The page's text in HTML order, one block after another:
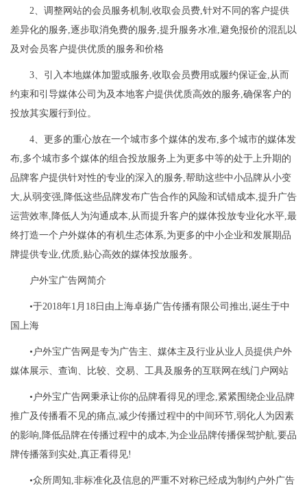
2、调整网站的会员服务机制,收取会员费,针对不同的客户提供
差异化的服务,逐步取消免费的服务,提升服务水准,避免报价的混乱以
及对会员客户提供优质的服务和价格
3、引入本地媒体加盟或服务,收取会员费用或履约保证金,从而
约束和引导媒体公司为及本地客户提供优质高效的服务,确保客户的
投放其实履行到位。
4、更多的重心放在一个城市多个媒体的发布,多个城市的媒体发
布,多个城市多个媒体的组合投放服务上为更多中等的处于上升期的
品牌客户提供针对性的专业的深入的服务,帮助这些中小品牌从小变
大,从弱变强,降低这些品牌发布广告合作的风险和试错成本,提升广告
运营效率,降低人为沟通成本,从而提升客户的媒体投放专业化水平,最
终打造一个户外媒体的有机生态体系,为更多的中小企业和发展期品
牌提供专业,优质,贴心高效的媒体投放服务。
户外宝广告网简介
•于2018年1月18日由上海卓扬广告传播有限公司推出,诞生于中
国上海
•户外宝广告网是专为广告主、媒体主及行业从业人员提供户外
媒体展示、查询、比较、交易、工具及服务的互联网在线门户网站
•户外宝广告网秉承让你的品牌看得见的理念,紧紧围绕企业品牌
推广及传播看不见的痛点,减少传播过程中的中间环节,弱化人为因素
的影响,降低品牌在传播过程中的成本,为企业品牌传播保驾护航,要品
牌传播落到实处,真正看得见!
•众所周知,非标准化及信息的严重不对称已经成为制约户外广告